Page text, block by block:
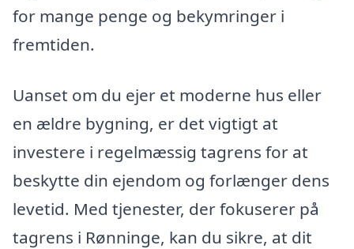
for mange penge og bekymringer i
fremtiden.
Uanset om du ejer et moderne hus eller
en ældre bygning, er det vigtigt at
investere i regelmæssig tagrens for at
beskytte din ejendom og forlænger dens
levetid. Med tjenester, der fokuserer på
tagrens i Rønninge, kan du sikre, at dit